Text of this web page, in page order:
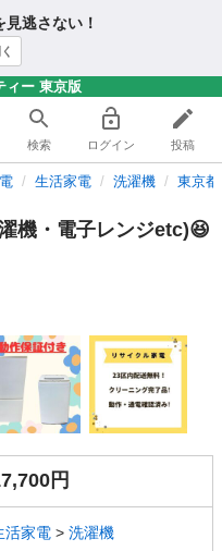
逃さない！
ィー 東京版
検索 ログイン 投稿
生活家電 洗濯機 東京
機・電子レンジetc)😆
円
活家電 > 洗濯機